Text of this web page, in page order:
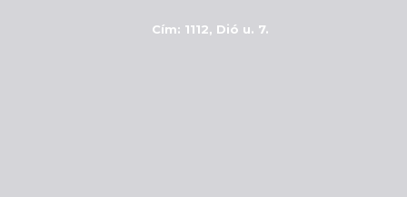
Cím: 1112, Dió u. 7.